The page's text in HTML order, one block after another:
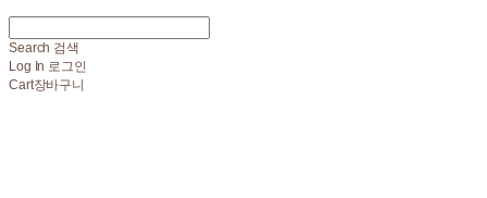
Search 검색
Log In 로그인
Cart장바구니